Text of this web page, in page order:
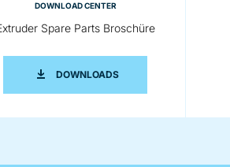
DOWNLOAD CENTER
Spare Parts Broschüre
DOWNLOADSEXTRUDER SPARE